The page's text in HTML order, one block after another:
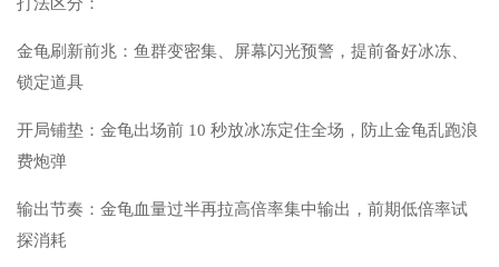
金龟刷新前兆：鱼群变密集、屏幕闪光预警，提前备好冰冻、
锁定道具
开局铺垫：金龟出场前 10 秒放冰冻定住全场，防止金龟乱跑浪
费炮弹
输出节奏：金龟血量过半再拉高倍率集中输出，前期低倍率试
探消耗